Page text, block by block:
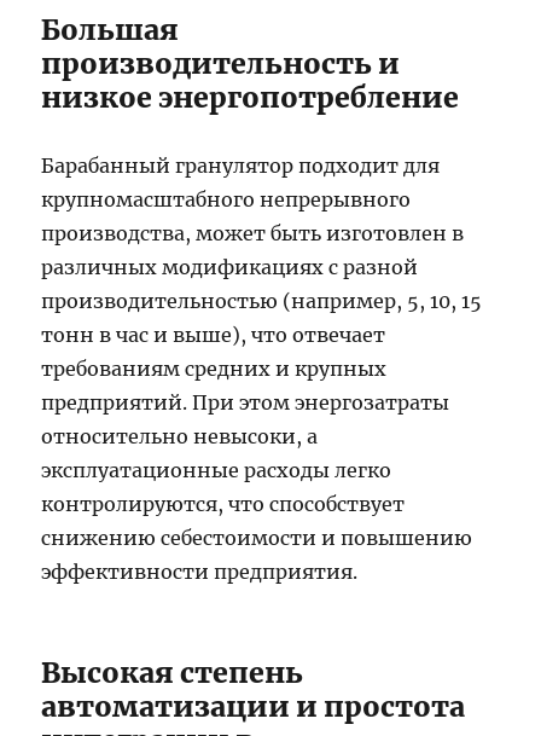
Большая
производительность и
низкое энергопотребление
Барабанный гранулятор подходит для
крупномасштабного непрерывного
производства, может быть изготовлен в
различных модификациях с разной
производительностью (например, 5, 10, 15
тонн в час и выше), что отвечает
требованиям средних и крупных
предприятий. При этом энергозатраты
относительно невысоки, а
эксплуатационные расходы легко
контролируются, что способствует
снижению себестоимости и повышению
эффективности предприятия.
Высокая степень
автоматизации и простота